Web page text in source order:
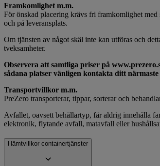
Framkomlighet m.m.
För önskad placering krävs fri framkomlighet
och på leveransplats.
Om tjänsten av något skäl inte kan utföras och
tveksamheter.
Observera att samtliga priser på
sådana platser vänligen kontakta ditt
Transportvillkor m.m.
PreZero transporterar, tippar, sorterar och
Avfallet, oavsett behållartyp, får aldrig innehålla
elektronik, flytande avfall, matavfall eller
Hämtvillkor containertjänster